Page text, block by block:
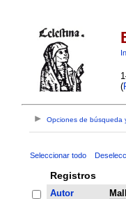
(
Opciones de búsqueda
Seleccionar todo
Registros
Autor